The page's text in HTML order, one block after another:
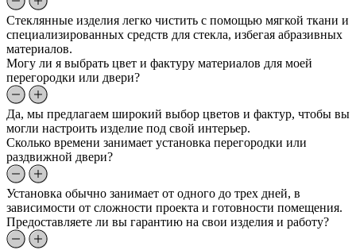
Стеклянные изделия легко чистить с помощью мягкой ткани и
специализированных средств для стекла, избегая абразивных
материалов.
Могу ли я выбрать цвет и фактуру материалов для моей
перегородки или двери?
Да, мы предлагаем широкий выбор цветов и фактур, чтобы вы
могли настроить изделие под свой интерьер.
Сколько времени занимает установка перегородки или
раздвижной двери?
Установка обычно занимает от одного до трех дней, в
зависимости от сложности проекта и готовности помещения.
Предоставляете ли вы гарантию на свои изделия и работу?